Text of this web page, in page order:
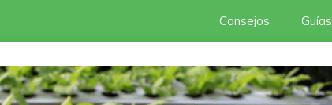
Consejos Guías